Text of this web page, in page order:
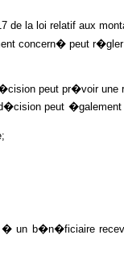
de la loi relatif aux
concern� peut
peut pr�voir
peut
un b�n�ficiaire